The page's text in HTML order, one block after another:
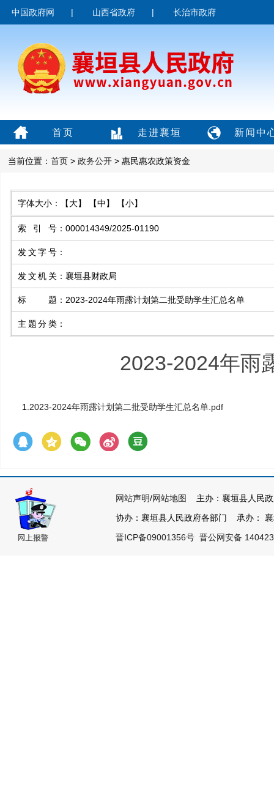
中国政府网 | 山西省政府 | 长治市政府
首页 走进襄垣 新闻中
当前位置： 首页 > 政务公开 > 惠民惠农政策资金
字体大小： 【大】 【中】 【小】
索引号 ： 000014349/2025-01190
发文字号 ：
发文机关 ： 襄垣县财政局
标题 ： 2023-2024年雨露计划第二批受助学生汇总名单
主题分类 ：
2023-2024年雨
1. 2023-2024年雨露计划第二批受助学生汇总名单.pdf
网站声明/网站地图
主办：襄垣县人民
协办：襄垣县人民政府各部门 承办：
晋ICP备09001356号 晋公网安备